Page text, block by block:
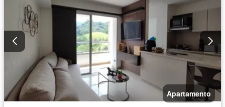
Apartamento